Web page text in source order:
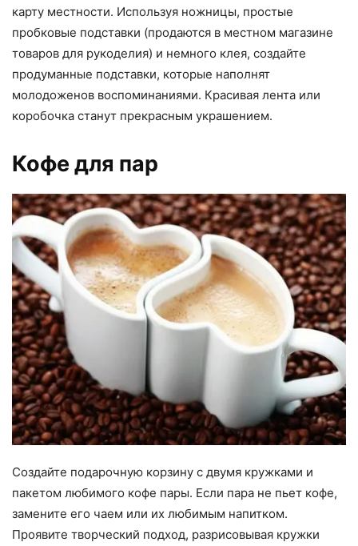
карту местности. Используя ножницы, простые
пробковые подставки (продаются в местном магазине
товаров для рукоделия) и немного клея, создайте
продуманные подставки, которые наполнят
молодоженов воспоминаниями. Красивая лента или
коробочка станут прекрасным украшением.
Кофе для пар
Создайте подарочную корзину с двумя кружками и
пакетом любимого кофе пары. Если пара не пьет кофе,
замените его чаем или их любимым напитком.
Проявите творческий подход, разрисовывая кружки